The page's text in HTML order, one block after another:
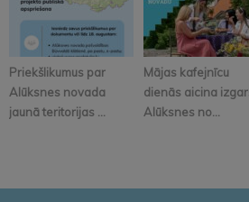
Priekšlikumus par
Alūksnes novada
jaunā teritorijas ...
Mājas kafejnīcu
dienās aicina
Alūksnes no...